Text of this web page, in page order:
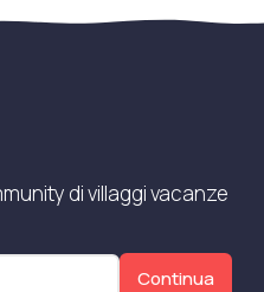
di villaggi vacanze
Continua